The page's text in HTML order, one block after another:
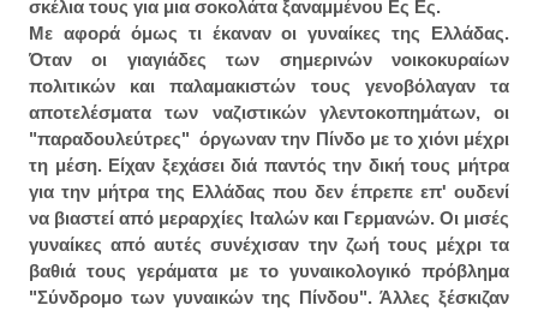
σκέλια τους για μια σοκολάτα ξαναμμένου Ες Ες.
Με αφορά όμως τι έκαναν οι γυναίκες της Ελλάδας.
Όταν οι γιαγιάδες των σημερινών νοικοκυραίων
πολιτικών και παλαμακιστών τους γενοβόλαγαν τα
αποτελέσματα των ναζιστικών γλεντοκοπημάτων, οι
"παραδουλεύτρες" όργωναν την Πίνδο με το χιόνι μέχρι
τη μέση. Είχαν ξεχάσει διά παντός την δική τους μήτρα
για την μήτρα της Ελλάδας που δεν έπρεπε επ' ουδενί
να βιαστεί από μεραρχίες Ιταλών και Γερμανών. Οι μισές
γυναίκες από αυτές συνέχισαν την ζωή τους μέχρι τα
βαθιά τους γεράματα με το γυναικολογικό πρόβλημα
"Σύνδρομο των γυναικών της Πίνδου". Άλλες ξέσκιζαν